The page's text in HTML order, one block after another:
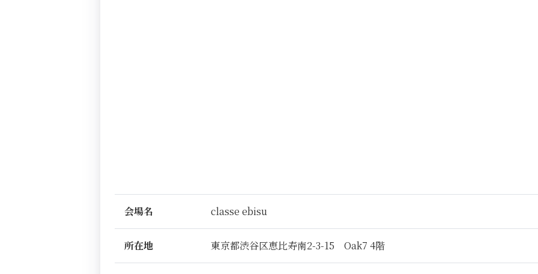
会場名 classe ebisu
所在地 東京都渋谷区恵比寿南2-3-15 Oak7 4階